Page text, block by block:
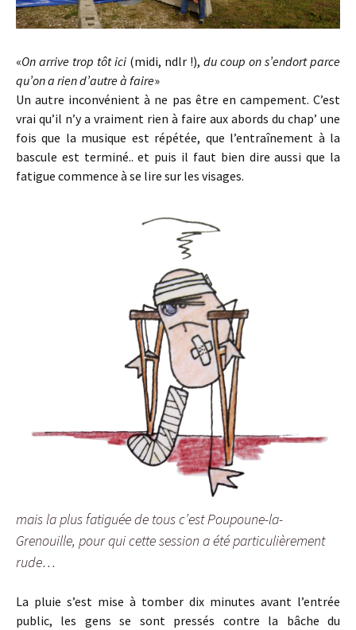
«On arrive trop tôt ici (midi, ndlr !), du coup on s’endort parce
qu’on a rien d’autre à faire»
Un autre inconvénient à ne pas être en campement. C’est
vrai qu’il n’y a vraiment rien à faire aux abords du chap’ une
fois que la musique est répétée, que l’entraînement à la
bascule est terminé.. et puis il faut bien dire aussi que la
fatigue commence à se lire sur les visages.
mais la plus fatiguée de tous c’est Poupoune-la-
Grenouille, pour qui cette session a été particulièrement
rude…
La pluie s’est mise à tomber dix minutes avant l’entrée
public, les gens se sont pressés contre la bâche du